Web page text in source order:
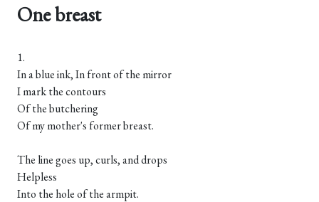
One breast
1.
In a blue ink, In front of the mirror
I mark the contours
Of the butchering
Of my mother's former breast.
The line goes up, curls, and drops
Helpless
Into the hole of the armpit.